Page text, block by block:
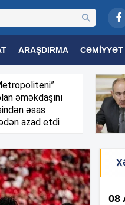
ARAŞDIRMA CƏMIYYƏT
MARAQLI TRIBUNA TV
əməkdaşını
əsas
azad etdi
08